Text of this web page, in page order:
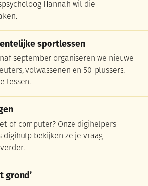
Hannah wil die
sportlessen
sportlessen
september organiseren we nieuwe
volwassenen en 50-plussers.
lessen.
of computer? Onze digihelpers
digihulp bekijken ze je vraag
grond’
grond’